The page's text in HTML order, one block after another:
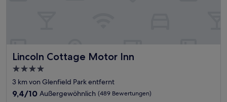
Lincoln Cottage Motor Inn
Lincoln Cottage Motor Inn
4.0-
Sterne-
Unterkunft
3 km von Glenfield Park entfernt
9.4
9,4/10 Außergewöhnlich (489 Bewertungen)